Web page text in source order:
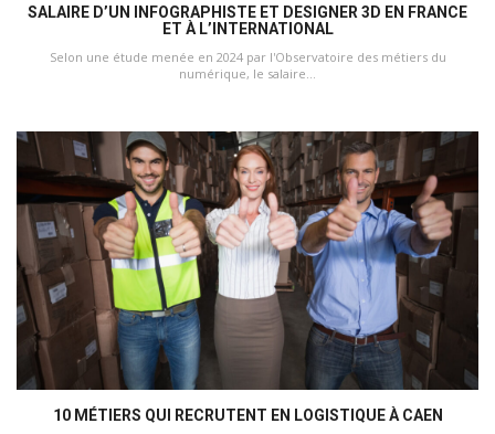
SALAIRE D’UN INFOGRAPHISTE ET DESIGNER 3D EN FRANCE
ET À L’INTERNATIONAL
Selon une étude menée en 2024 par l'Observatoire des métiers du
numérique, le salaire...
10 MÉTIERS QUI RECRUTENT EN LOGISTIQUE À CAEN